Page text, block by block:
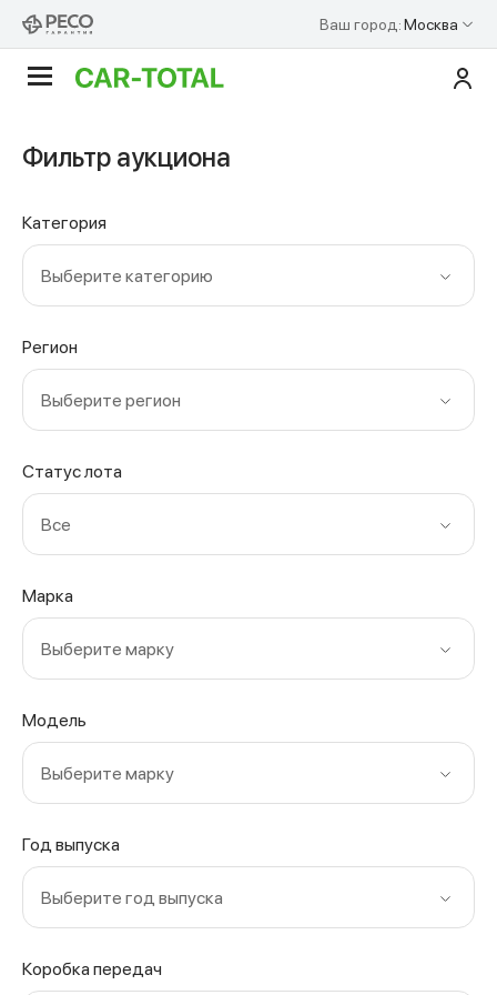
Ваш город:Москва
Аукционы
Фильтр аукциона
Категория
Выберите категорию
Регион
Выберите регион
Статус лота
Все
Марка
Выберите марку
Модель
Выберите марку
Год выпуска
Выберите год выпуска
Коробка передач